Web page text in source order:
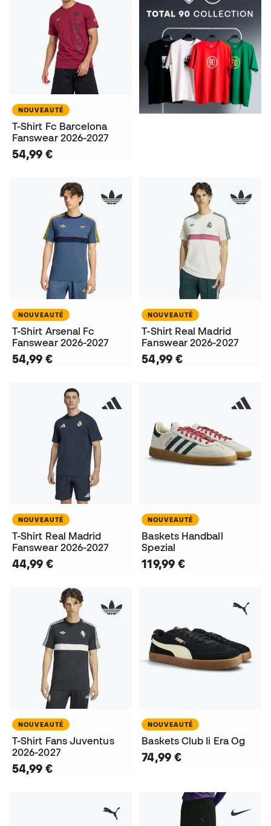
NOUVEAUTÉ
T-Shirt Fc Barcelona
Fanswear 2026-2027
54,99 €
NOUVEAUTÉ
T-Shirt Arsenal Fc
Fanswear 2026-2027
54,99 €
NOUVEAUTÉ
T-Shirt Real Madrid
Fanswear 2026-2027
54,99 €
NOUVEAUTÉ
T-Shirt Real Madrid
Fanswear 2026-2027
44,99 €
NOUVEAUTÉ
Baskets Handball
Spezial
119,99 €
NOUVEAUTÉ
T-Shirt Fans Juventus
2026-2027
54,99 €
NOUVEAUTÉ
Baskets Club Ii Era Og
74,99 €